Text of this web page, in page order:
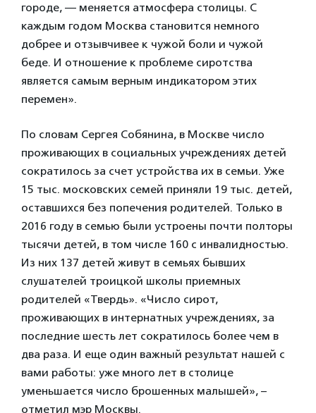
городе, — меняется атмосфера столицы. С
каждым годом Москва становится немного
добрее и отзывчивее к чужой боли и чужой
беде. И отношение к проблеме сиротства
является самым верным индикатором этих
перемен».
По словам Сергея Собянина, в Москве число
проживающих в социальных учреждениях детей
сократилось за счет устройства их в семьи. Уже
15 тыс. московских семей приняли 19 тыс. детей,
оставшихся без попечения родителей. Только в
2016 году в семью были устроены почти полторы
тысячи детей, в том числе 160 с инвалидностью.
Из них 137 детей живут в семьях бывших
слушателей троицкой школы приемных
родителей «Твердь». «Число сирот,
проживающих в интернатных учреждениях, за
последние шесть лет сократилось более чем в
два раза. И еще один важный результат нашей с
вами работы: уже много лет в столице
уменьшается число брошенных малышей», –
отметил мэр Москвы.